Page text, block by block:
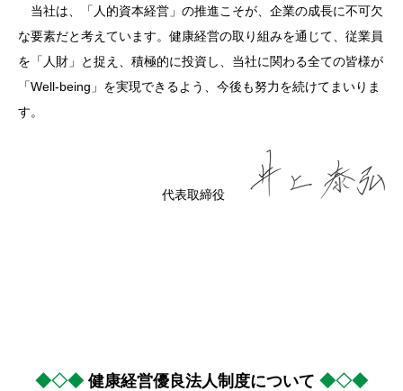
当社は、「人的資本経営」の推進こそが、企業の成長に不可欠
な要素だと考えています。健康経営の取り組みを通じて、従業員
を「人財」と捉え、積極的に投資し、当社に関わる全ての皆様が
「Well-being」を実現できるよう、今後も努力を続けてまいりま
す。
代表取締役
◆◇◆ 健康経営優良法人制度について ◆◇◆